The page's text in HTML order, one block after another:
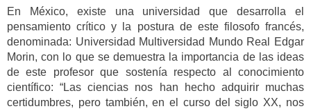
En México, existe una universidad que desarrolla el
pensamiento crítico y la postura de este filosofo francés,
denominada: Universidad Multiversidad Mundo Real Edgar
Morin, con lo que se demuestra la importancia de las ideas
de este profesor que sostenía respecto al conocimiento
científico: “Las ciencias nos han hecho adquirir muchas
certidumbres, pero también, en el curso del siglo XX, nos